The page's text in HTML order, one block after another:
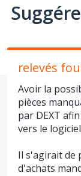
relevés
Avoir la
pièces
par DEXT
vers le
Il s'agirait de
d'achats